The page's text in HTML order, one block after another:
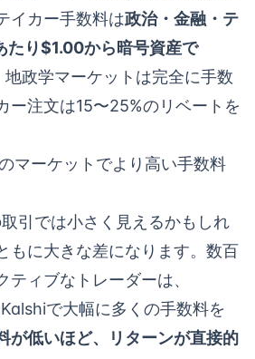
イカー手数料は政治・金融・テ
たり$1.00から暗号資産で
政学マーケットは完全に手数
ー注文は15〜25%のリベートを
マーケットでより高い手数料
引では小さく見えるかもしれ
もに大きな差になります。数百
ティブなトレーダーは、
で大幅に多くの手数料を
が低いほど、リターンが直接的